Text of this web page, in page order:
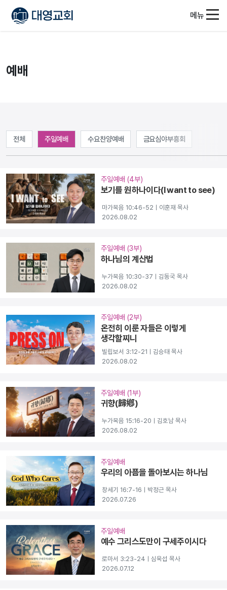
메뉴
예배
전체 주일예배 수요찬양예배 금요심야부흥회
주일예배 (4부)
보기를 원하나이다(I want to see)
마가복음 10:46-52ㅣ이훈재 목사
2026.08.02
주일예배 (3부)
하나님의 계산법
누가복음 10:30-37ㅣ김동국 목사
2026.08.02
주일예배 (2부)
온전히 이룬 자들은 이렇게
생각할찌니
빌립보서 3:12-21ㅣ김승태 목사
2026.08.02
주일예배 (1부)
귀향(歸鄕)
누가복음 15:16-20ㅣ김호남 목사
2026.08.02
주일예배
우리의 아픔을 돌아보시는 하나님
창세기 16:7-16ㅣ박정근 목사
2026.07.26
주일예배
예수 그리스도만이 구세주이시다
로마서 3:23-24ㅣ심욱섭 목사
2026.07.12